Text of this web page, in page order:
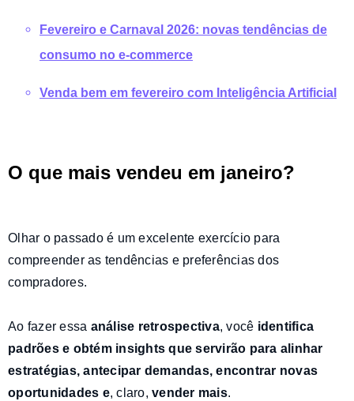
Fevereiro e Carnaval 2026: novas tendências de
consumo no e-commerce
Venda bem em fevereiro com Inteligência Artificial
O que mais vendeu em janeiro?
Olhar o passado é um excelente exercício para
compreender as tendências e preferências dos
compradores.
Ao fazer essa análise retrospectiva, você identifica
padrões e obtém insights que servirão para alinhar
estratégias, antecipar demandas, encontrar novas
oportunidades e, claro, vender mais.